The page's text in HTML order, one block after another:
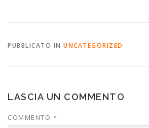
PUBBLICATO IN UNCATEGORIZED
LASCIA UN COMMENTO
COMMENTO *